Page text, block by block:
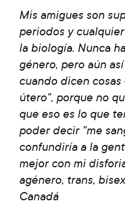
Mis amigues son
periodos y
la biología. Nunca
género, pero aún
cuando dicen
útero", porque no
que eso es lo que
poder decir "me
confundiría a la
mejor con mi
agénero, trans,
Canadá